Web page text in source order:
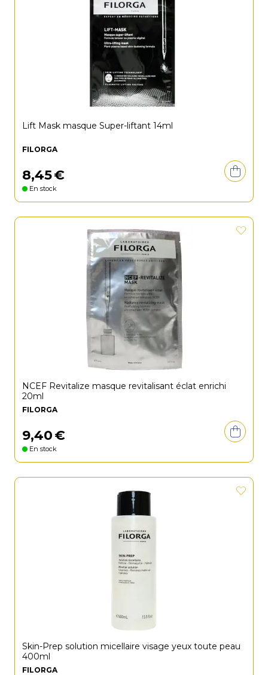
Lift Mask masque Super-liftant 14ml
FILORGA
8,45€
En stock
NCEF Revitalize masque revitalisant éclat enrichi
20ml
FILORGA
9,40€
En stock
Skin-Prep solution micellaire visage yeux toute peau
400ml
FILORGA